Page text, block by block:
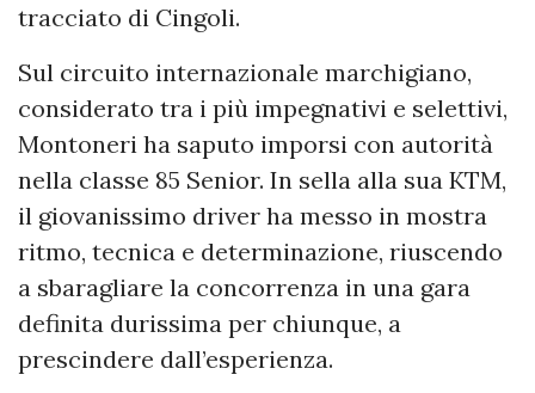
tracciato di Cingoli.
Sul circuito internazionale marchigiano,
considerato tra i più impegnativi e selettivi,
Montoneri ha saputo imporsi con autorità
nella classe 85 Senior. In sella alla sua KTM,
il giovanissimo driver ha messo in mostra
ritmo, tecnica e determinazione, riuscendo
a sbaragliare la concorrenza in una gara
definita durissima per chiunque, a
prescindere dall’esperienza.